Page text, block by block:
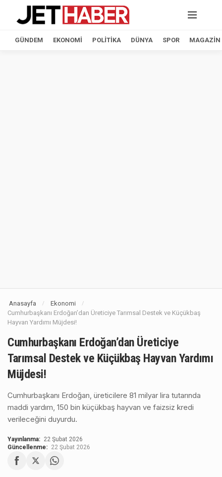
GÜNDEM EKONOMI POLITIKA DÜNYA SPOR MAGAZIN
Anasayfa / Ekonomi /
Cumhurbaşkanı Erdoğan’dan Üreticiye Tarımsal Destek ve Küçükbaş
Hayvan Yardımı Müjdesi!
Cumhurbaşkanı Erdoğan’dan Üreticiye
Tarımsal Destek ve Küçükbaş Hayvan Yardımı
Müjdesi!
Cumhurbaşkanı Erdoğan, üreticilere 81 milyar lira tutarında
maddi yardım, 150 bin küçükbaş hayvan ve faizsiz kredi
verileceğini duyurdu.
Yayınlanma: 22 Şubat 2026
Güncellenme: 22 Şubat 2026